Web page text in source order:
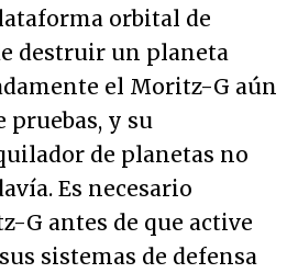
orbital de
destruir un planeta
el Moritz-G aún
pruebas, y su
de planetas no
Es necesario
G antes de que active
sistemas de defensa